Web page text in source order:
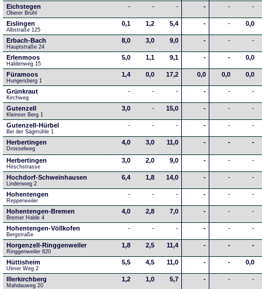
Eichstegen
Oberer Brühl
- - - - - -
Eislingen
Albstraße 125
0,1 1,2 5,4 - - 0,0
Erbach-Bach
Hauptstraße 24
8,0 3,0 9,0 - - -
Erlenmoos
Haldenweg 15
5,0 1,1 9,1 - - 0,0
Füramoos
Hungersberg 1
1,4 0,0 17,2 0,0 0,0 0,0
Grünkraut
Kirchweg
- - - - - -
Gutenzell
Kleinser Berg 1
3,0 - 15,0 - - -
Gutenzell-Hürbel
Bei der Sägmühle 1
- - - - - -
Herbertingen
Drosselweg
4,0 3,0 11,0 - - -
Herbertingen
Hirschstrasse
3,0 2,0 9,0 - - -
Hochdorf-Schweinhausen
Lindenweg 2
6,4 1,8 14,0 - - -
Hohentengen
Repperweiler
- - - - - -
Hohentengen-Bremen
Bremer Halde 4
4,0 2,8 7,0 - - -
Hohentengen-Völlkofen
Bergstraße
- - - - - -
Horgenzell-Ringgenweiler
Ringgenweiler 620
1,8 2,5 11,4 - - -
Hüttisheim
Ulmer Weg 2
5,5 4,5 11,0 - - 0,0
Illerkirchberg
Mahdauweg 20
1,2 1,0 5,7 - - -